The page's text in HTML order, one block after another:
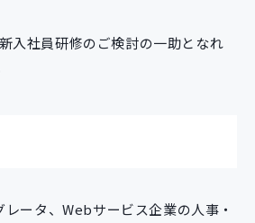
入社員研修のご検討の一助となれ
ータ、Webサービス企業の人事・